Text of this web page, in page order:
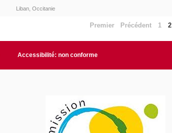
Liban, Occitanie
Premier Précédent 1 2
Accessibilité: non conforme